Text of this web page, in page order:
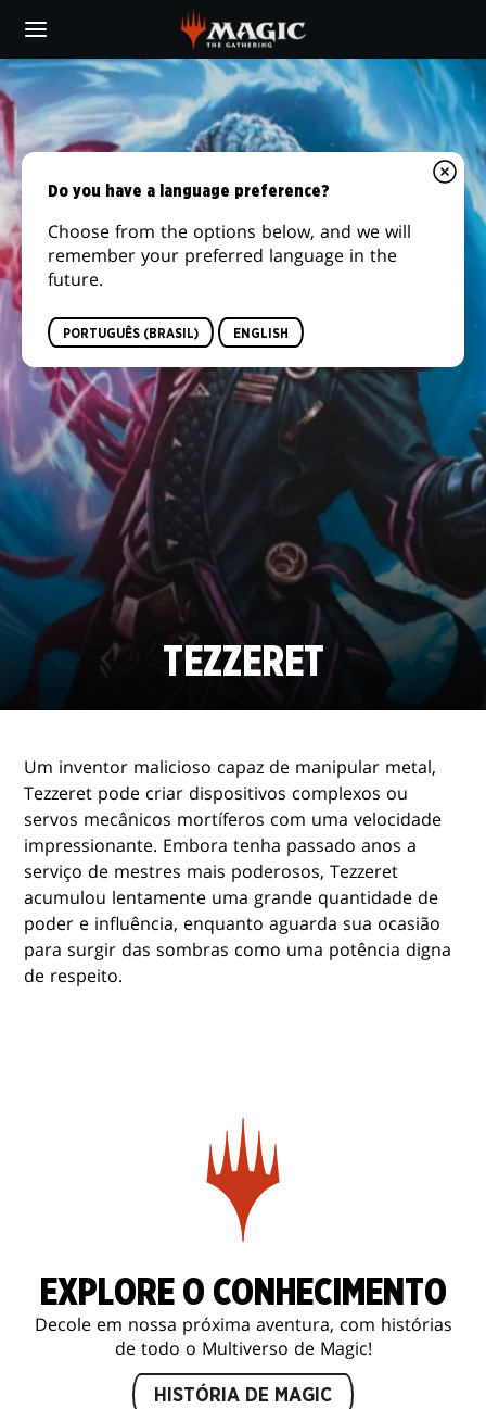
main
content
TEZZERET
Um inventor malicioso capaz de manipular metal,
Tezzeret pode criar dispositivos complexos ou
servos mecânicos mortíferos com uma velocidade
impressionante. Embora tenha passado anos a
serviço de mestres mais poderosos, Tezzeret
acumulou lentamente uma grande quantidade de
poder e influência, enquanto aguarda sua ocasião
para surgir das sombras como uma potência digna
de respeito.
EXPLORE O CONHECIMENTO
Decole em nossa próxima aventura, com histórias
de todo o Multiverso de Magic!
HISTÓRIA DE MAGIC
Do you have a language preference?
Choose from the options below, and we will
remember your preferred language in the
future.
PORTUGUÊS (BRASIL) ENGLISH